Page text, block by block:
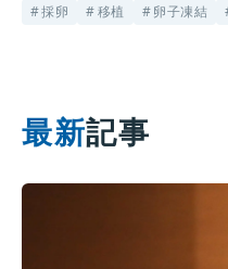
最新記事
採卵 移植 卵子凍結